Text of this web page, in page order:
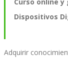
Dispositivos
Adquirir